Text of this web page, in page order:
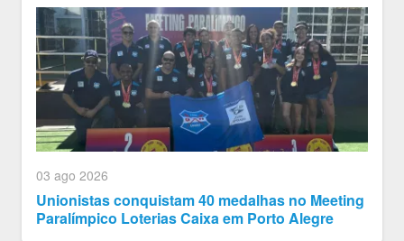
03 ago 2026
Unionistas conquistam 40 medalhas no Meeting
Paralímpico Loterias Caixa em Porto Alegre